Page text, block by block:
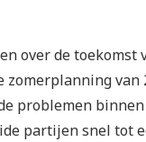
over de toekomst
van
problemen
partijen snel tot